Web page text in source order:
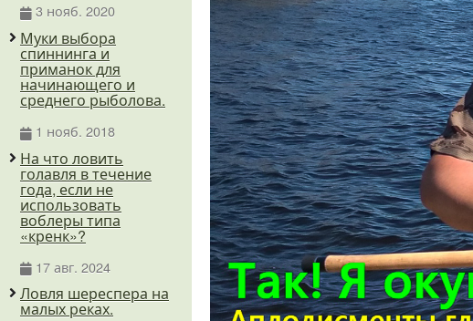
3 нояб. 2020
Муки выбора
спиннинга и
приманок для
начинающего и
среднего рыболова.
1 нояб. 2018
На что ловить
голавля в течение
года, если не
использовать
воблеры типа
«кренк»?
17 авг. 2024
Ловля шереспера на
малых реках.